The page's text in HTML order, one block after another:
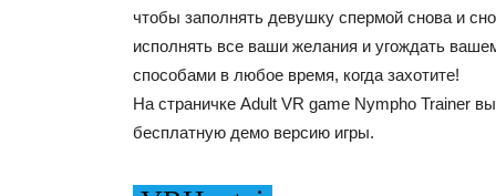
чтобы заполнять девушку спермой снова и
исполнять все ваши желания и угождать
способами в любое время, когда захотите!
На страничке Adult VR game Nympho Trainer
бесплатную демо версию игры.